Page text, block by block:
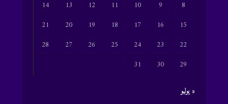
8
9
10
11
12
13
14
15
16
17
18
19
20
21
22
23
24
25
26
27
28
29
30
31
« يوليو